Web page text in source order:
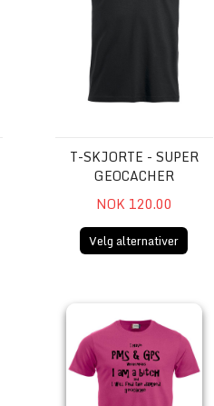
T-SKJORTE - SUPER
GEOCACHER
NOK 120.00
Velg alternativer